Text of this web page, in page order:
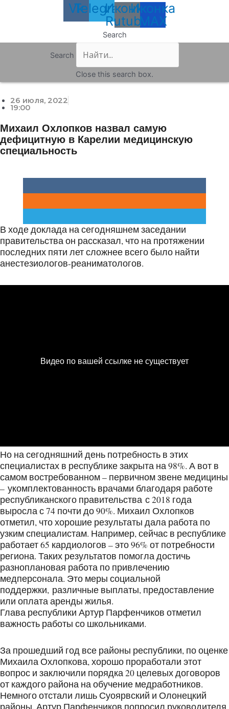
Vk
Telegram
Иконка
Rutube
Иконка
MAX
Search
Search
Close this search box.
26 июля, 2022
19:00
Михаил Охлопков назвал самую
дефицитную в Карелии медицинскую
специальность
В ходе доклада на сегодняшнем заседании
правительства он рассказал, что на протяжении
последних пяти лет сложнее всего было найти
анестезиологов-реаниматологов.
Но на сегодняшний день потребность в этих
специалистах в республике закрыта на 98%. А вот в
самом востребованном – первичном звене медицины
– укомплектованность врачами благодаря работе
республиканского правительства с 2018 года
выросла с 74 почти до 90%. Михаил Охлопков
отметил, что хорошие результаты дала работа по
узким специалистам. Например, сейчас в республике
работает 65 кардиологов – это 96% от потребности
региона. Таких результатов помогла достичь
разноплановая работа по привлечению
медперсонала. Это меры социальной
поддержки, различные выплаты, предоставление
или оплата аренды жилья.
Глава республики Артур Парфенчиков отметил
важность работы со школьниками.
За прошедший год все районы республики, по оценке
Михаила Охлопкова, хорошо проработали этот
вопрос и заключили порядка 20 целевых договоров
от каждого района на обучение медработников.
Немного отстали лишь Суоярвский и Олонецкий